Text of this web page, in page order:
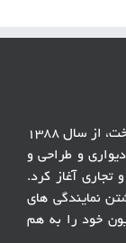
گروه مهندسی پردیس با نام تجاری پردیس پایتخت، از سال ۱۳۸۸
و طراحی و
تجاری آغاز کرد.
نمایندگی های
خود را به هم